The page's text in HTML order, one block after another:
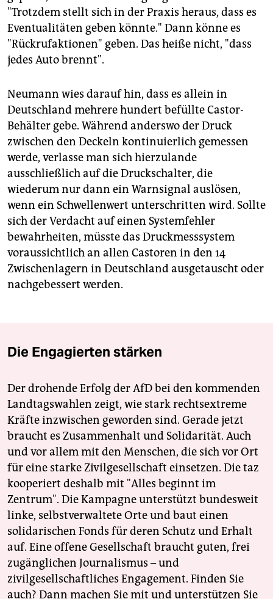
"Trotzdem stellt sich in der Praxis heraus, dass es
Eventualitäten geben könnte." Dann könne es
"Rückrufaktionen" geben. Das heiße nicht, "dass
jedes Auto brennt".
Neumann wies darauf hin, dass es allein in
Deutschland mehrere hundert befüllte Castor-
Behälter gebe. Während anderswo der Druck
zwischen den Deckeln kontinuierlich gemessen
werde, verlasse man sich hierzulande
ausschließlich auf die Druckschalter, die
wiederum nur dann ein Warnsignal auslösen,
wenn ein Schwellenwert unterschritten wird. Sollte
sich der Verdacht auf einen Systemfehler
bewahrheiten, müsste das Druckmesssystem
voraussichtlich an allen Castoren in den 14
Zwischenlagern in Deutschland ausgetauscht oder
nachgebessert werden.
Die Engagierten stärken
Der drohende Erfolg der AfD bei den kommenden
Landtagswahlen zeigt, wie stark rechtsextreme
Kräfte inzwischen geworden sind. Gerade jetzt
braucht es Zusammenhalt und Solidarität. Auch
und vor allem mit den Menschen, die sich vor Ort
für eine starke Zivilgesellschaft einsetzen. Die taz
kooperiert deshalb mit "Alles beginnt im
Zentrum". Die Kampagne unterstützt bundesweit
linke, selbstverwaltete Orte und baut einen
solidarischen Fonds für deren Schutz und Erhalt
auf. Eine offene Gesellschaft braucht guten, frei
zugänglichen Journalismus – und
zivilgesellschaftliches Engagement. Finden Sie
auch? Dann machen Sie mit und unterstützen Sie